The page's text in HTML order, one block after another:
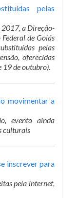
pelas
2017, a Direção-
de Goiás
pelas
oferecidas
19 de outubro).
movimentar a
evento ainda
culturais
inscrever para
pela internet,